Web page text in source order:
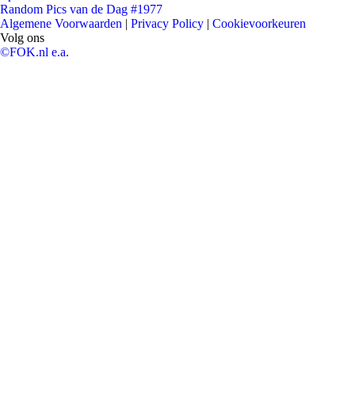
Random Pics van de Dag #1977
Algemene Voorwaarden | Privacy Policy | Cookievoorkeuren
Volg ons
©FOK.nl e.a.